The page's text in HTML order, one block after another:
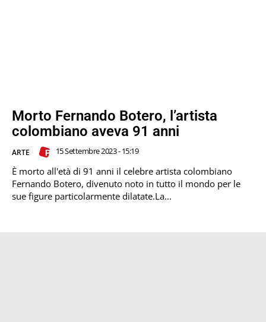
Morto Fernando Botero, l’artista
colombiano aveva 91 anni
ARTE 15 Settembre 2023 - 15:19
È morto all'età di 91 anni il celebre artista colombiano
Fernando Botero, divenuto noto in tutto il mondo per le
sue figure particolarmente dilatate.La...